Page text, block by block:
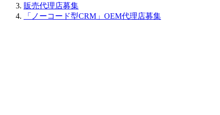
販売代理店募集
「ノーコード型CRM」OEM代理店募集